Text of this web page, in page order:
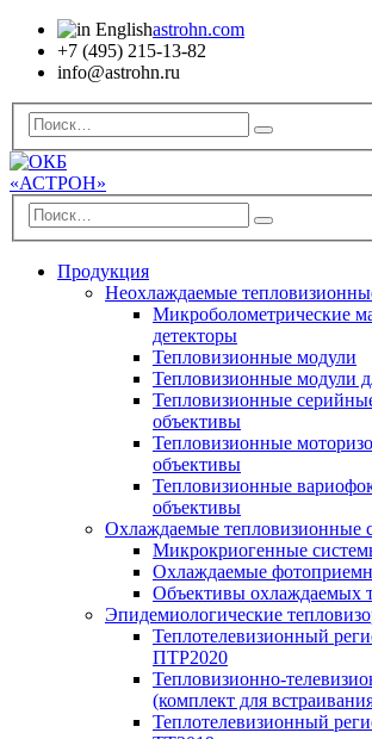
astrohn.com
+7 (495) 215-13-82
info@astrohn.ru
Продукция
Неохлаждаемые
Микроболометрические
детекторы
Тепловизионные модули
Тепловизионные модули
Тепловизионные
объективы
Тепловизионные
объективы
Тепловизионные
объективы
Охлаждаемые тепловизионные
Микрокриогенные
Охлаждаемые
Объективы охлаждаемых
Эпидемиологические
Теплотелевизионный
ПТР2020
Тепловизионно-
(комплект для
Теплотелевизионный